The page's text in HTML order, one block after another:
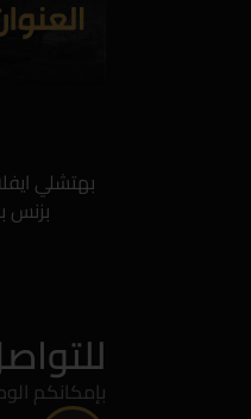
بهتشلي
بزنس
بإمكانكم